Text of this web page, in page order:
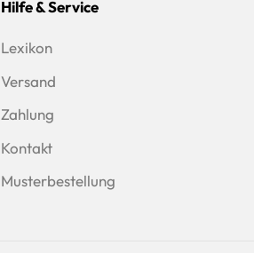
Hilfe & Service
Lexikon
Versand
Zahlung
Kontakt
Musterbestellung